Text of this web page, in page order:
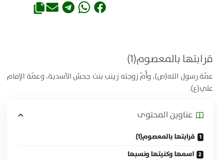
قرابتها بالمعصوم(1)
عمّة رسول الله(ص)، وأُمّ زوجته زينب بنت جحش الأسدية، وعمّة الإمام
علي(ع).
عناوين المحتوی
قرابتها بالمعصوم(1)
اسمها وكنيتها ونسبها